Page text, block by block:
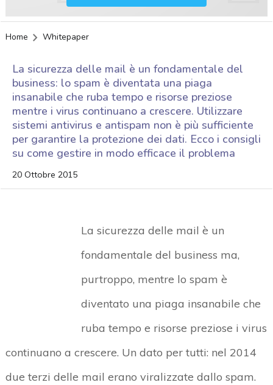
Home Whitepaper
La sicurezza delle mail è un fondamentale del
business: lo spam è diventata una piaga
insanabile che ruba tempo e risorse preziose
mentre i virus continuano a crescere. Utilizzare
sistemi antivirus e antispam non è più sufficiente
per garantire la protezione dei dati. Ecco i consigli
su come gestire in modo efficace il problema
20 Ottobre 2015
La sicurezza delle mail è un
fondamentale del business ma,
purtroppo, mentre lo spam è
diventato una piaga insanabile che
ruba tempo e risorse preziose i virus
continuano a crescere. Un dato per tutti: nel 2014
due terzi delle mail erano viralizzate dallo spam.